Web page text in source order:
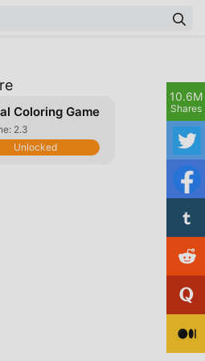
Coloring Game
2.3
Unlocked
10.6M
Shares